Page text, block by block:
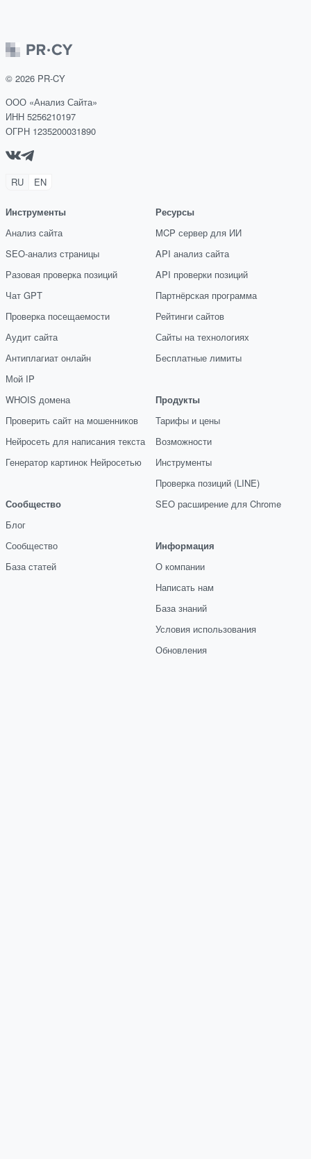
© 2026 PR-CY
ООО «Анализ Сайта»
ИНН 5256210197
ОГРН 1235200031890
RU EN
Инструменты
Анализ сайта
SEO-анализ страницы
Разовая проверка позиций
Чат GPT
Проверка посещаемости
Аудит сайта
Антиплагиат онлайн
Мой IP
WHOIS домена
Проверить сайт на мошенников
Нейросеть для написания текста
Генератор картинок Нейросетью
Сообщество
Блог
Сообщество
База статей
Ресурсы
MCP сервер для ИИ
API анализ сайта
API проверки позиций
Партнёрская программа
Рейтинги сайтов
Сайты на технологиях
Бесплатные лимиты
Продукты
Тарифы и цены
Возможности
Инструменты
Проверка позиций (LINE)
SEO расширение для Chrome
Информация
О компании
Написать нам
База знаний
Условия использования
Обновления